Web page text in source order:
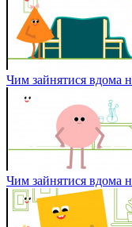
Чим зайнятися вдома
Чим зайнятися вдома